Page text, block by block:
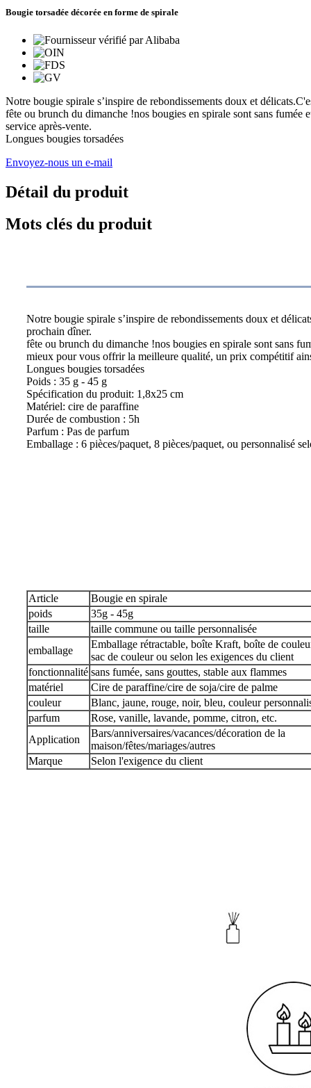
Bougie torsadée décorée en forme de spirale
Notre bougie spirale s’inspire de rebondissements doux et
fête ou brunch du dimanche !nos bougies en spirale sont sans
service après-vente.
Longues bougies torsadées
Envoyez-nous un e-mail
Détail du produit
Mots clés du produit
Notre bougie spirale s’inspire de rebondissements doux et
prochain dîner.
fête ou brunch du dimanche !nos bougies en spirale sont sans
mieux pour vous offrir la meilleure qualité, un prix compétitif
Longues bougies torsadées
Poids : 35 g - 45 g
Spécification du produit: 1,8x25 cm
Matériel: cire de paraffine
Durée de combustion : 5h
Parfum : Pas de parfum
Emballage : 6 pièces/paquet, 8 pièces/paquet, ou personnalisé
Article
Bougie en spirale
poids
35g - 45g
taille
taille commune ou taille personnalisée
emballage
Emballage rétractable, boîte Kraft, boîte de
sac de couleur ou selon les exigences du client
fonctionnalité sans fumée, sans gouttes, stable aux flammes
matériel
Cire de paraffine/cire de soja/cire de palme
couleur
Blanc, jaune, rouge, noir, bleu, couleur
parfum
Rose, vanille, lavande, pomme, citron, etc.
Application
Bars/anniversaires/vacances/décoration de la
maison/fêtes/mariages/autres
Marque
Selon l'exigence du client